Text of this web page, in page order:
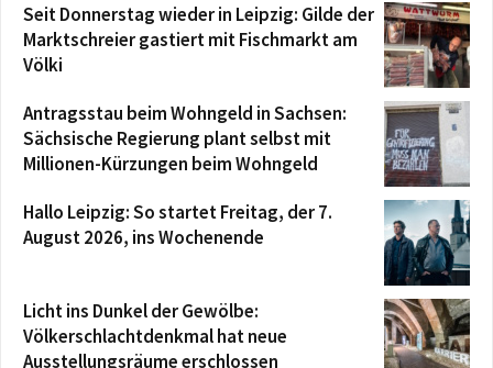
Seit Donnerstag wieder in Leipzig: Gilde der
Marktschreier gastiert mit Fischmarkt am
Völki
Antragsstau beim Wohngeld in Sachsen:
Sächsische Regierung plant selbst mit
Millionen-Kürzungen beim Wohngeld
Hallo Leipzig: So startet Freitag, der 7.
August 2026, ins Wochenende
Licht ins Dunkel der Gewölbe:
Völkerschlachtdenkmal hat neue
Ausstellungsräume erschlossen